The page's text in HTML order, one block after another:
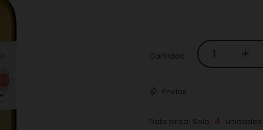
Cantidad :
Envíos
Date prisa! Solo 4